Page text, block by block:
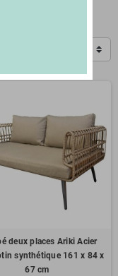
deux places Ariki Acier
synthétique 161 x 84 x
67 cm